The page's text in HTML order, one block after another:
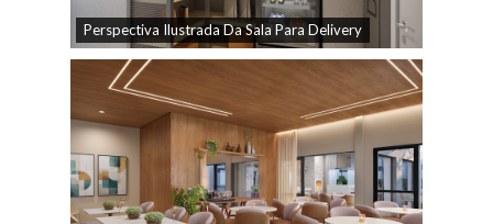
Perspectiva Ilustrada Da Sala Para Delivery